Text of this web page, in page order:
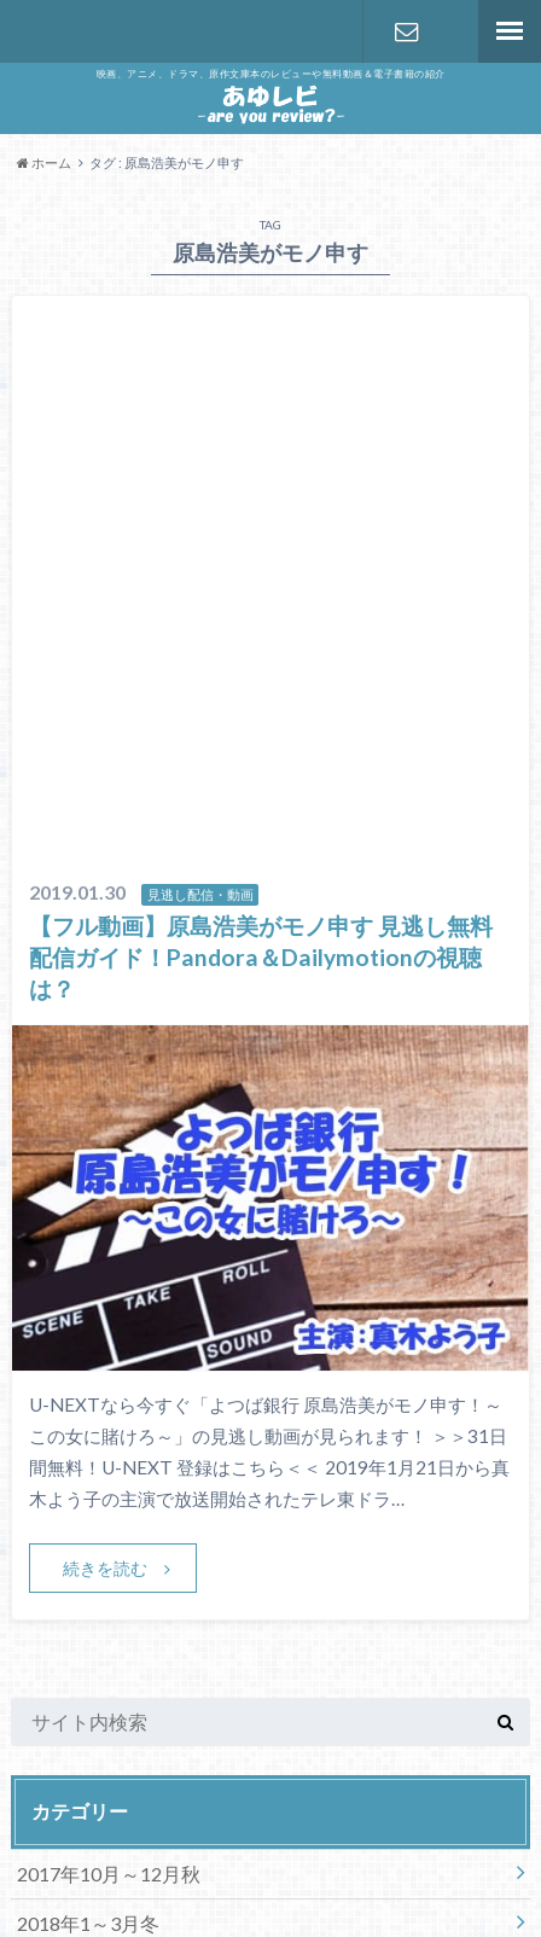
映画、アニメ、ドラマ、原作文庫本のレビューや無料動画＆電子書籍の紹介
ホーム タグ : 原島浩美がモノ申す
TAG
原島浩美がモノ申す
2019.01.30 見逃し配信・動画
【フル動画】原島浩美がモノ申す 見逃し無料
配信ガイド！Pandora＆Dailymotionの視聴
は？
U-NEXTなら今すぐ「よつば銀行 原島浩美がモノ申す！～
この女に賭けろ～」の見逃し動画が見られます！ ＞＞31日
間無料！U-NEXT 登録はこちら＜＜ 2019年1月21日から真
木よう子の主演で放送開始されたテレ東ドラ…
続きを読む
カテゴリー
2017年10月～12月秋
2018年1～3月冬